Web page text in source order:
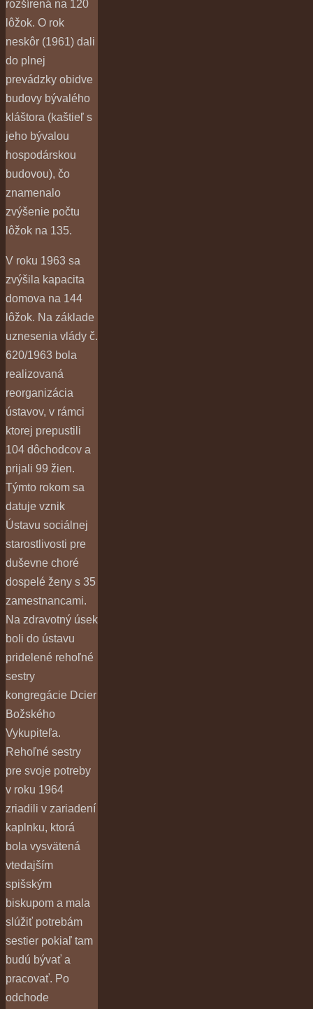
rozšírená na 120
lôžok. O rok
neskôr (1961) dali
do plnej
prevádzky obidve
budovy bývalého
kláštora (kaštieľ s
jeho bývalou
hospodárskou
budovou), čo
znamenalo
zvýšenie počtu
lôžok na 135.
V roku 1963 sa
zvýšila kapacita
domova na 144
lôžok. Na základe
uznesenia vlády č.
620/1963 bola
realizovaná
reorganizácia
ústavov, v rámci
ktorej prepustili
104 dôchodcov a
prijali 99 žien.
Týmto rokom sa
datuje vznik
Ústavu sociálnej
starostlivosti pre
duševne choré
dospelé ženy s 35
zamestnancami.
Na zdravotný úsek
boli do ústavu
pridelené rehoľné
sestry
kongregácie Dcier
Božského
Vykupiteľa.
Rehoľné sestry
pre svoje potreby
v roku 1964
zriadili v zariadení
kaplnku, ktorá
bola vysvätená
vtedajším
spišským
biskupom a mala
slúžiť potrebám
sestier pokiaľ tam
budú bývať a
pracovať. Po
odchode